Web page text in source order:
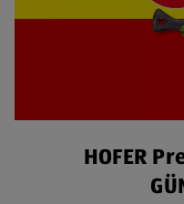
HOFER